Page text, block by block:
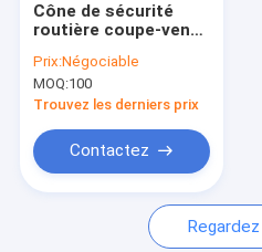
Nouvelles
Cas
Extincteur sec de poudre
Cône de sécurité
routière coupe-vent
Prix:Négociable
MOQ:100
Trouvez les derniers prix
Contactez